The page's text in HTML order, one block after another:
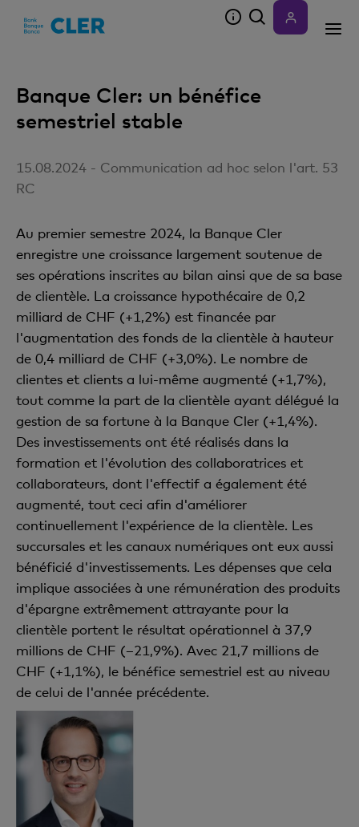
Banque Cler: un bénéfice
semestriel stable
15.08.2024 - Communication ad hoc selon l'art. 53
RC
Au premier semestre 2024, la Banque Cler
enregistre une croissance largement soutenue de
ses opérations inscrites au bilan ainsi que de sa base
de clientèle. La croissance hypothécaire de 0,2
milliard de CHF (+1,2%) est financée par
l'augmentation des fonds de la clientèle à hauteur
de 0,4 milliard de CHF (+3,0%). Le nombre de
clientes et clients a lui-même augmenté (+1,7%),
tout comme la part de la clientèle ayant délégué la
gestion de sa fortune à la Banque Cler (+1,4%).
Des investissements ont été réalisés dans la
formation et l'évolution des collaboratrices et
collaborateurs, dont l'effectif a également été
augmenté, tout ceci afin d'améliorer
continuellement l'expérience de la clientèle. Les
succursales et les canaux numériques ont eux aussi
bénéficié d'investissements. Les dépenses que cela
implique associées à une rémunération des produits
d'épargne extrêmement attrayante pour la
clientèle portent le résultat opérationnel à 37,9
millions de CHF (–21,9%). Avec 21,7 millions de
CHF (+1,1%), le bénéfice semestriel est au niveau
de celui de l'année précédente.